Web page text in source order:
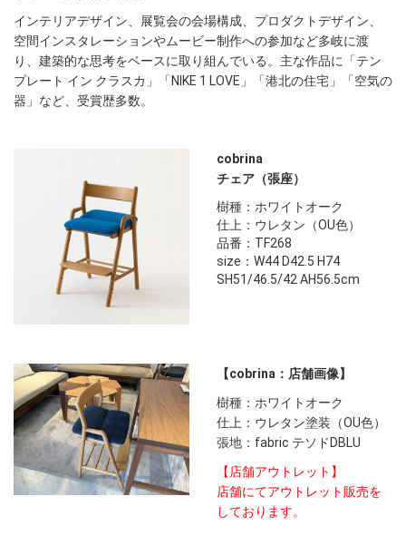
インテリアデザイン、展覧会の会場構成、プロダクトデザイン、
空間インスタレーションやムービー制作への参加など多岐に渡
り、建築的な思考をベースに取り組んでいる。主な作品に「テン
プレート イン クラスカ」「NIKE 1 LOVE」「港北の住宅」「空気の
器」など、受賞歴多数。
cobrina
チェア（張座）
樹種：ホワイトオーク
仕上：ウレタン（OU色）
品番：TF268
size：W44 D42.5 H74
SH51/46.5/42 AH56.5cm
【cobrina：店舗画像】
樹種：ホワイトオーク
仕上：ウレタン塗装（OU色）
張地：fabric テソドDBLU
【店舗アウトレット】
店舗にてアウトレット販売を
しております。